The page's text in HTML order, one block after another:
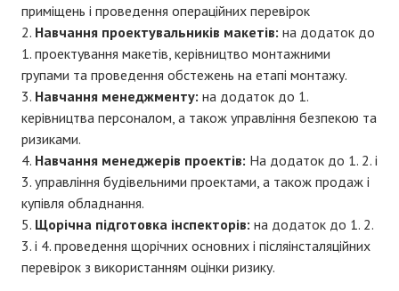
приміщень і проведення операційних перевірок
Навчання проектувальників макетів: на додаток до
1. проектування макетів, керівництво монтажними
групами та проведення обстежень на етапі монтажу.
Навчання менеджменту: на додаток до 1.
керівництва персоналом, а також управління безпекою та
ризиками.
Навчання менеджерів проектів: На додаток до 1. 2. і
3. управління будівельними проектами, а також продаж і
купівля обладнання.
Щорічна підготовка інспекторів: на додаток до 1. 2.
3. і 4. проведення щорічних основних і післяінсталяційних
перевірок з використанням оцінки ризику.